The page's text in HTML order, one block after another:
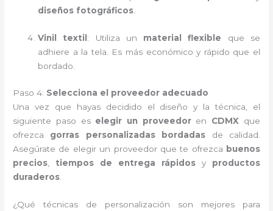
diseños fotográficos
Vinil textil: Utiliza un material flexible que se
adhiere a la tela. Es más económico y rápido que el
bordado.
Paso 4: Selecciona el proveedor adecuado
Una vez que hayas decidido el diseño y la técnica, el
siguiente paso es elegir un proveedoren CDMX que
ofrezca gorras personalizadas bordadas de calidad.
Asegúrate de elegir un proveedor que te ofrezca buenos
precios, tiempos de entrega rápidosy productos
duraderos.
¿Qué técnicas de personalización son mejores para